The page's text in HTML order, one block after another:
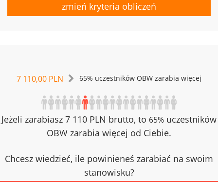
zmień kryteria obliczeń
7 110,00 PLN 65% uczestników OBW zarabia więcej
Jeżeli zarabiasz 7 110 PLN brutto, to 65% uczestników
OBW zarabia więcej od Ciebie.
Chcesz wiedzieć, ile powinieneś zarabiać na swoim
stanowisku?